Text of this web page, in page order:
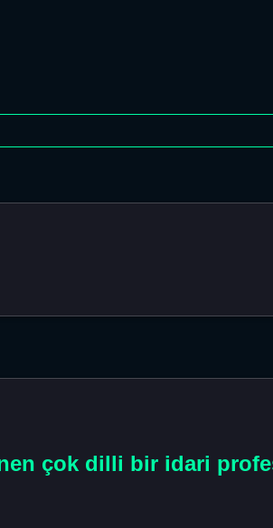
çok dilli bir idari